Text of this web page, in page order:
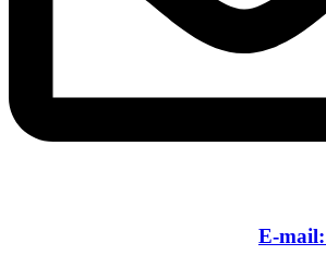
E-mail: